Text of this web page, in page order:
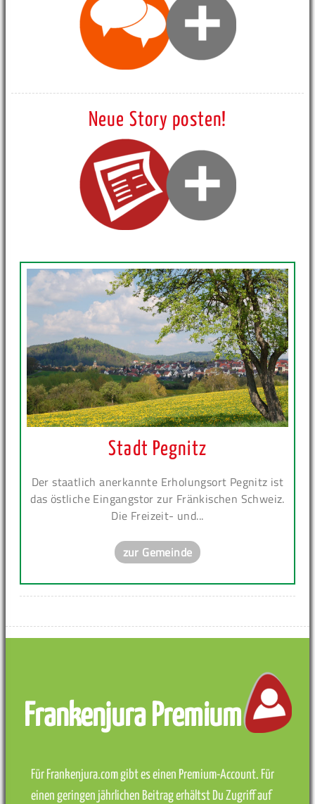
Neue Story posten!
Stadt Pegnitz
Der staatlich anerkannte Erholungsort Pegnitz ist
das östliche Eingangstor zur Fränkischen Schweiz.
Die Freizeit- und...
zur Gemeinde
Frankenjura Premium
Für Frankenjura.com gibt es einen Premium-Account. Für
einen geringen jährlichen Beitrag erhältst Du Zugriff auf